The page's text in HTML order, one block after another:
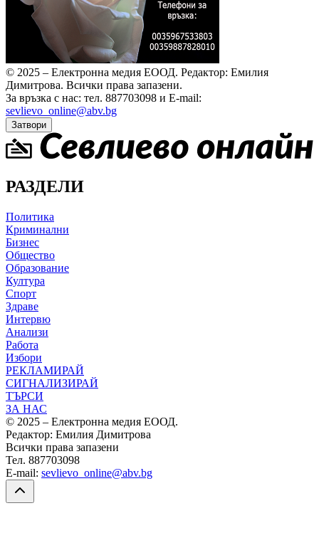
© 2025 – Електронна медия ЕООД. Редактор: Емилия
Димитрова. Всички права запазени.
За връзка с нас: тел. 887703098 и E-mail:
sevlievo_online@abv.bg
Затвори
РАЗДЕЛИ
Политика
Криминални
Бизнес
Общество
Образование
Култура
Спорт
Здраве
Интервю
Анализи
Работа
Избори
РЕКЛАМИРАЙ
СИГНАЛИЗИРАЙ
ТЪРСИ
ЗА НАС
© 2025 – Електронна медия ЕООД.
Редактор: Емилия Димитрова
Всички права запазени
Тел. 887703098
E-mail: sevlievo_online@abv.bg